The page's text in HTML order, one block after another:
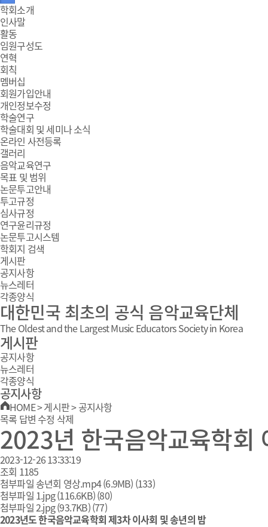
주
메
뉴
학회소개
인사말
활동
임원구성도
연혁
회칙
멤버십
회원가입안내
개인정보수정
학술연구
학술대회 및 세미나 소식
온라인 사전등록
갤러리
음악교육연구
목표 및 범위
논문투고안내
투고규정
심사규정
연구윤리규정
논문투고시스템
학회지 검색
게시판
공지사항
뉴스레터
각종양식
대한민국 최초의 공식 음악교육단체
The Oldest and the Largest Music Educators Society in Korea
게시판
공지사항
뉴스레터
각종양식
공지사항
HOME>게시판>공지사항
목록 답변 수정 삭제
2023년 한국음악교육학회
2023-12-26 13:33:19
조회 1185
첨부파일송년회 영상.mp4(6.9MB) (133)
첨부파일 1.jpg(116.6KB)(80)
첨부파일2.jpg(93.7KB)(77)
2023년도 한국음악교육학회 제3차 이사회 및 송년의 밤